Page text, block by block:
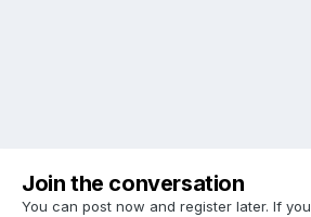
Join the conversation
You can post now and register later. If